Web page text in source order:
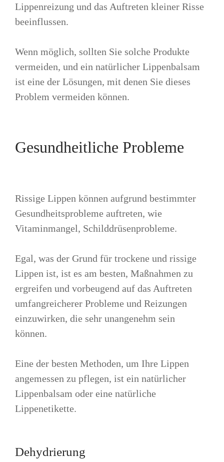
Lippenreizung und das Auftreten kleiner Risse
beeinflussen.
Wenn möglich, sollten Sie solche Produkte
vermeiden, und ein natürlicher Lippenbalsam
ist eine der Lösungen, mit denen Sie dieses
Problem vermeiden können.
Gesundheitliche Probleme
Rissige Lippen können aufgrund bestimmter
Gesundheitsprobleme auftreten, wie
Vitaminmangel, Schilddrüsenprobleme.
Egal, was der Grund für trockene und rissige
Lippen ist, ist es am besten, Maßnahmen zu
ergreifen und vorbeugend auf das Auftreten
umfangreicherer Probleme und Reizungen
einzuwirken, die sehr unangenehm sein
können.
Eine der besten Methoden, um Ihre Lippen
angemessen zu pflegen, ist ein natürlicher
Lippenbalsam oder eine natürliche
Lippenetikette.
Dehydrierung